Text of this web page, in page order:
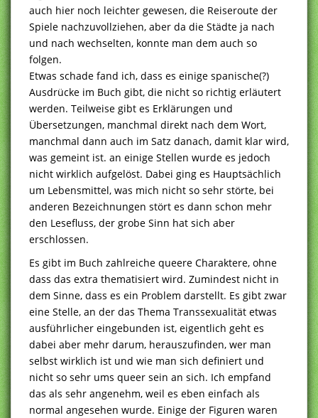
auch hier noch leichter gewesen, die Reiseroute der
Spiele nachzuvollziehen, aber da die Städte ja nach
und nach wechselten, konnte man dem auch so
folgen.
Etwas schade fand ich, dass es einige spanische(?)
Ausdrücke im Buch gibt, die nicht so richtig erläutert
werden. Teilweise gibt es Erklärungen und
Übersetzungen, manchmal direkt nach dem Wort,
manchmal dann auch im Satz danach, damit klar wird,
was gemeint ist. an einige Stellen wurde es jedoch
nicht wirklich aufgelöst. Dabei ging es Hauptsächlich
um Lebensmittel, was mich nicht so sehr störte, bei
anderen Bezeichnungen stört es dann schon mehr
den Lesefluss, der grobe Sinn hat sich aber
erschlossen.
Es gibt im Buch zahlreiche queere Charaktere, ohne
dass das extra thematisiert wird. Zumindest nicht in
dem Sinne, dass es ein Problem darstellt. Es gibt zwar
eine Stelle, an der das Thema Transsexualität etwas
ausführlicher eingebunden ist, eigentlich geht es
dabei aber mehr darum, herauszufinden, wer man
selbst wirklich ist und wie man sich definiert und
nicht so sehr ums queer sein an sich. Ich empfand
das als sehr angenehm, weil es eben einfach als
normal angesehen wurde. Einige der Figuren waren